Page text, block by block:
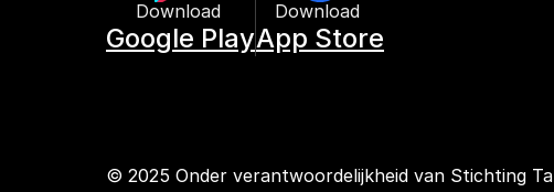
Download
Google Play
Download
App Store
© 2025 Onder verantwoordelijkheid van Stichting